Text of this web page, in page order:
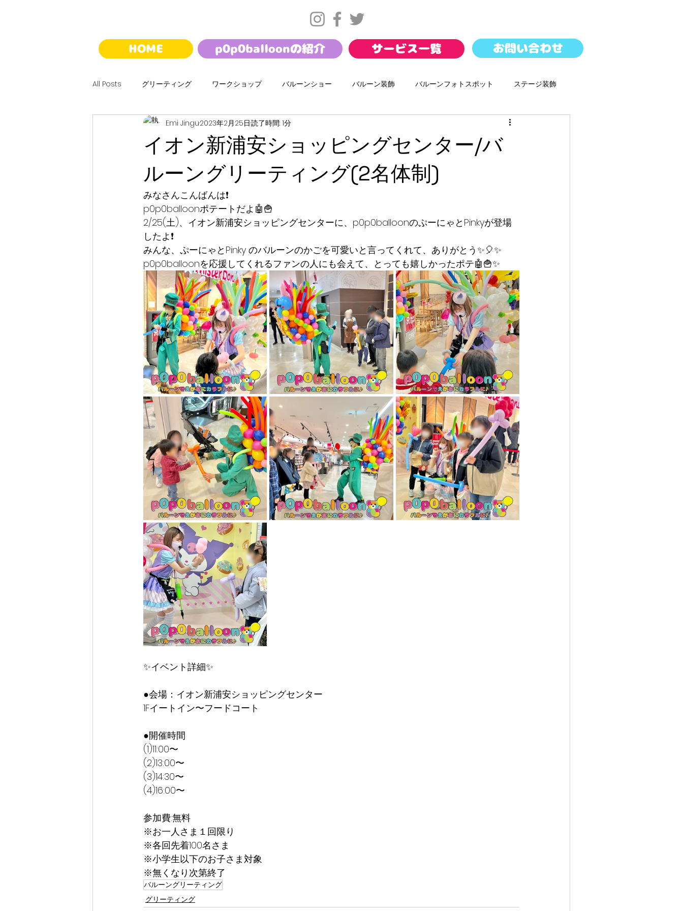
HOME p0p0balloonの紹介 サービス一覧 お問い合わせ
All Posts グリーティング ワークショップ バルーンショー バルーン装飾 バルーンフォトスポット ステージ装飾
ハロウィン クリスマス サマー バレンタイン バルーンドロップ
バルーンくじ 夢バルーンウォール ダンスワークショップ 携帯キャリアイベント
イオン新浦安ショッピングセンター/バ
ルーングリーティング(2名体制)
Emi Jingu2023年2月25日読了時間: 1分
みなさんこんばんは❗️
p0p0balloonポテートだよ🤖🍟
2/25(土)、イオン新浦安ショッピングセンターに、p0p0balloonのぷーにゃとPinkyが登場
したよ❗️
みんな、ぷーにゃとPinky のバルーンのかごを可愛いと言ってくれて、ありがとう✨🎈✨
p0p0balloonを応援してくれるファンの人にも会えて、とっても嬉しかったポテ🤖🍟✨
✨イベント詳細✨
●会場：イオン新浦安ショッピングセンター
1Fイートイン〜フードコート
●開催時間
(1)11:00〜
(2)13:00〜
(3)14:30〜
(4)16:00〜
参加費:無料
※お一人さま１回限り
※各回先着100名さま
※小学生以下のお子さま対象
※無くなり次第終了
バルーングリーティング
グリーティング